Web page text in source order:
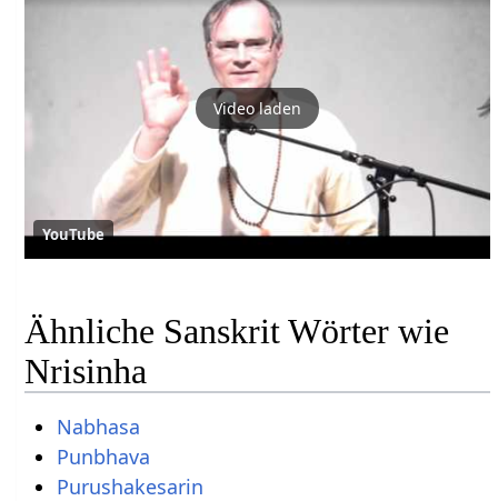
Video laden
YouTube
Ähnliche Sanskrit Wörter wie
Nrisinha
Nabhasa
Punbhava
Purushakesarin